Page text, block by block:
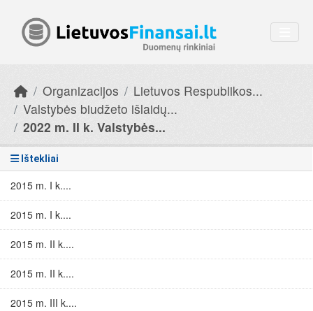
Organizacijos
Lietuvos Respublikos...
Valstybės biudžeto išlaidų...
2022 m. II k. Valstybės...
Ištekliai
2015 m. I k....
2015 m. I k....
2015 m. II k....
2015 m. II k....
2015 m. III k....